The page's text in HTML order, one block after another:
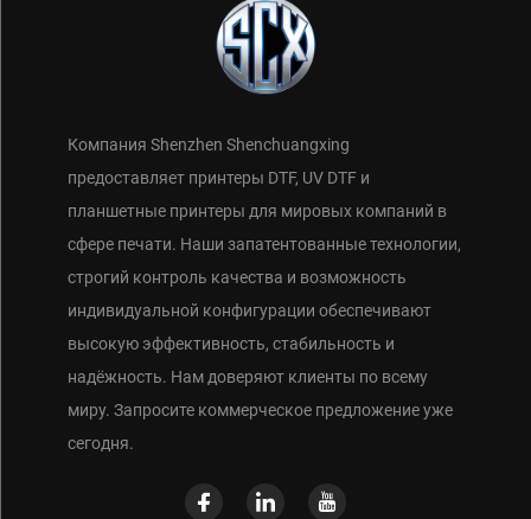
Компания Shenzhen Shenchuangxing
предоставляет принтеры DTF, UV DTF и
планшетные принтеры для мировых компаний в
сфере печати. Наши запатентованные технологии,
строгий контроль качества и возможность
индивидуальной конфигурации обеспечивают
высокую эффективность, стабильность и
надёжность. Нам доверяют клиенты по всему
миру. Запросите коммерческое предложение уже
сегодня.